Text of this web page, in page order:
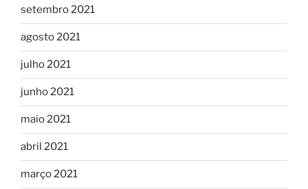
setembro 2021
agosto 2021
julho 2021
junho 2021
maio 2021
abril 2021
março 2021